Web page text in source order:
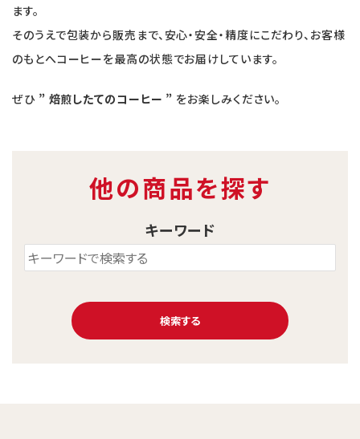
ます。
そのうえで包装から販売まで、安心・安全・精度にこだわり、お客様
のもとへコーヒーを最高の状態でお届けしています。
ぜひ ” 焙煎したてのコーヒー ” をお楽しみください。
他の商品を探す
キーワード
検索する